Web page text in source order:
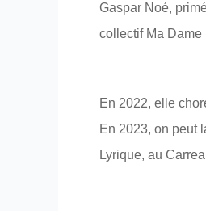
Gaspar Noé,
collectif Ma
En 2022, elle
En 2023, on peut
Lyrique, au